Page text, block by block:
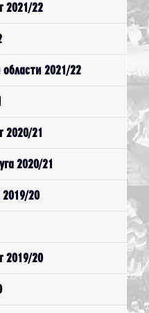
2021/22
области 2021/22
2020/21
2020/21
20
2019/20